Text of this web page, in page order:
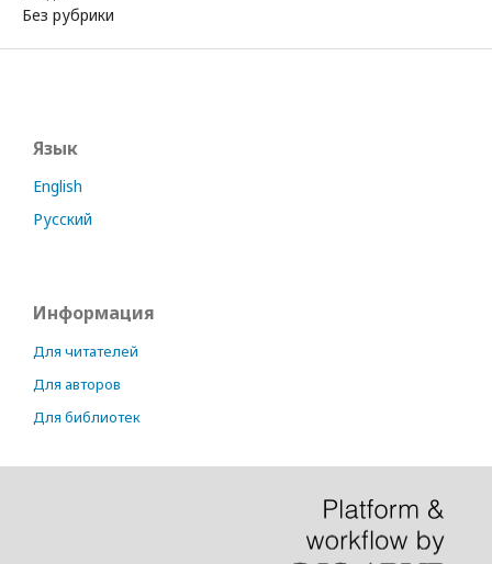
Без рубрики
Язык
English
Русский
Информация
Для читателей
Для авторов
Для библиотек